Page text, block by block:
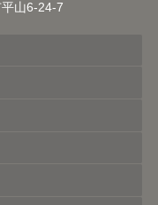
山6-24-7